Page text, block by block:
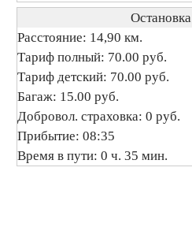
Остановка
Расстояние: 14,90 км.
Тариф полный: 70.00 руб.
Тариф детский: 70.00 руб.
Багаж: 15.00 руб.
Добровол. страховка: 0 руб.
Прибытие: 08:35
Время в пути: 0 ч. 35 мин.